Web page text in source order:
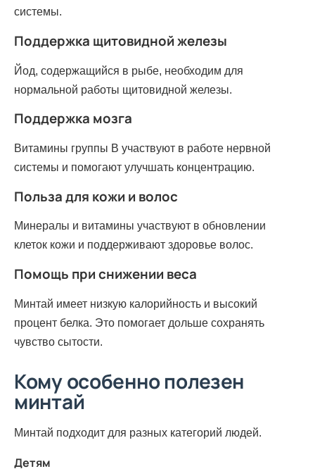
системы.
Поддержка щитовидной железы
Йод, содержащийся в рыбе, необходим для
нормальной работы щитовидной железы.
Поддержка мозга
Витамины группы B участвуют в работе нервной
системы и помогают улучшать концентрацию.
Польза для кожи и волос
Минералы и витамины участвуют в обновлении
клеток кожи и поддерживают здоровье волос.
Помощь при снижении веса
Минтай имеет низкую калорийность и высокий
процент белка. Это помогает дольше сохранять
чувство сытости.
Кому особенно полезен
минтай
Минтай подходит для разных категорий людей.
Детям